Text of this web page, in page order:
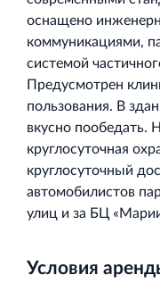
оснащено
коммуникациями,
системой
Предусмотрен
пользования. В
вкусно пообедать.
круглосуточная
круглосуточный
автомобилистов
улиц и за БЦ
Условия